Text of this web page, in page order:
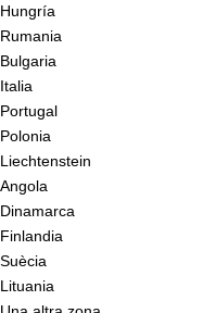
Hungría
Rumania
Bulgaria
Italia
Portugal
Polonia
Liechtenstein
Angola
Dinamarca
Finlandia
Suècia
Lituania